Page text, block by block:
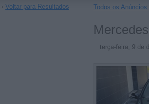
Todos os
terça-feira, 9 de
‹ Voltar para Resultados